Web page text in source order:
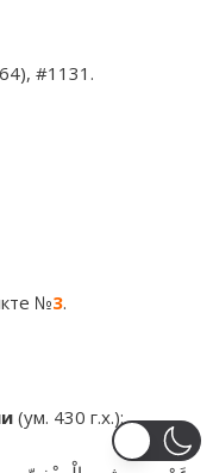
#1131.
№3.
(ум. 430 г.х.):